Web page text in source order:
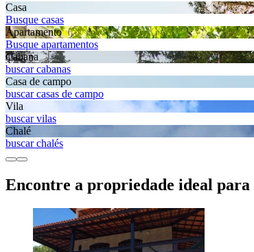
Casa
Busque casas
Apartamento
Busque apartamentos
Cabana
buscar cabanas
Casa de campo
buscar casas de campo
Vila
buscar vilas
Chalé
buscar chalés
Encontre a propriedade ideal